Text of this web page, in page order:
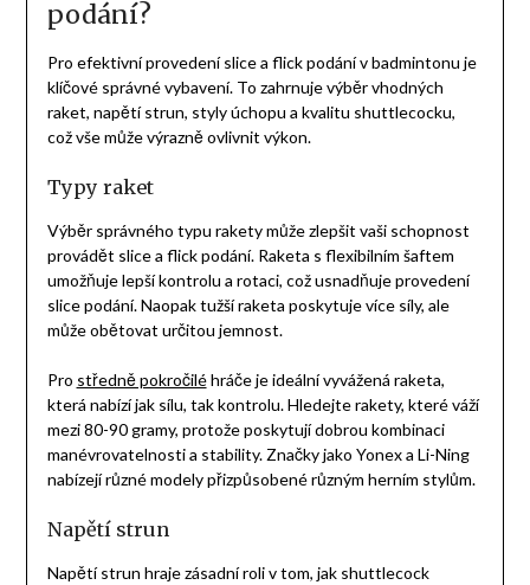
podání?
Pro efektivní provedení slice a flick podání v badmintonu je
klíčové správné vybavení. To zahrnuje výběr vhodných
raket, napětí strun, styly úchopu a kvalitu shuttlecocku,
což vše může výrazně ovlivnit výkon.
Typy raket
Výběr správného typu rakety může zlepšit vaši schopnost
provádět slice a flick podání. Raketa s flexibilním šaftem
umožňuje lepší kontrolu a rotaci, což usnadňuje provedení
slice podání. Naopak tužší raketa poskytuje více síly, ale
může obětovat určitou jemnost.
Pro středně pokročiléhráče je ideální vyvážená raketa,
která nabízí jak sílu, tak kontrolu. Hledejte rakety, které váží
mezi 80-90 gramy, protože poskytují dobrou kombinaci
manévrovatelnosti a stability. Značky jako Yonex a Li-Ning
nabízejí různé modely přizpůsobené různým herním stylům.
Napětí strun
Napětí strun hraje zásadní roli v tom, jak shuttlecock